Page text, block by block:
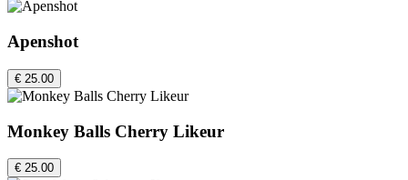
Apenshot
€ 25.00
Monkey Balls Cherry Likeur
€ 25.00